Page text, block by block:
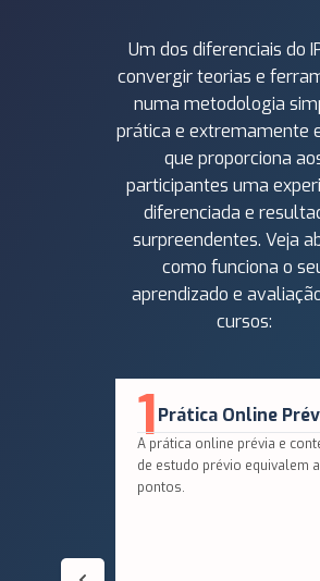
Um dos diferenciais do
convergir teorias e
numa metodologia
prática e extremamente
que proporciona
participantes uma
diferenciada e
surpreendentes. Veja
como funciona o
aprendizado e
cursos:
1Prática Online
A prática online prévia e
de estudo prévio equivalem
pontos.